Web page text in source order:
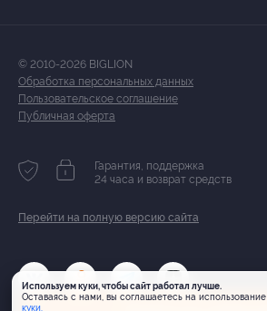
Используем куки, чтобы сайт работал лучше.
Оставаясь с нами, вы соглашаетесь на использование
куки.
© 2010-2026 BIGLION
Обработка персональных данных
Пользовательское соглашение
Публичная оферта
Гарантия, поддержка
24 часа и возврат средств
Перейти на полную версию сайта